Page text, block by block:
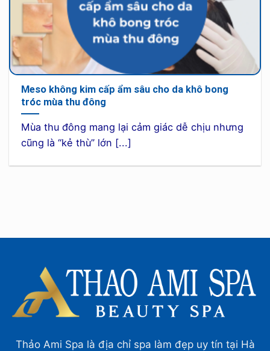
Meso không kim cấp ẩm sâu cho da khô bong
tróc mùa thu đông
Mùa thu đông mang lại cảm giác dễ chịu nhưng
cũng là “kẻ thù” lớn [...]
Thảo Ami Spa là địa chỉ spa làm đẹp uy tín tại Hà